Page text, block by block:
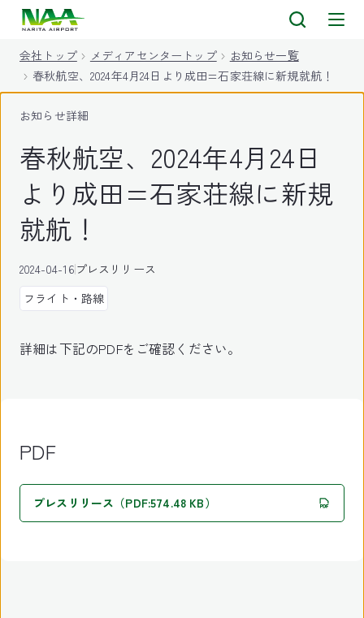
会社トップ メディアセンタートップ
お知らせ一覧
春秋航空、2024年4月24日より成田=石家荘線に新規就航！
お知らせ詳細
春秋航空、2024年4月24日
より成田=石家荘線に新規
就航！
2024-04-16プレスリリース
フライト・路線
詳細は下記のPDFをご確認ください。
PDF
プレスリリース（PDF:574.48 KB）